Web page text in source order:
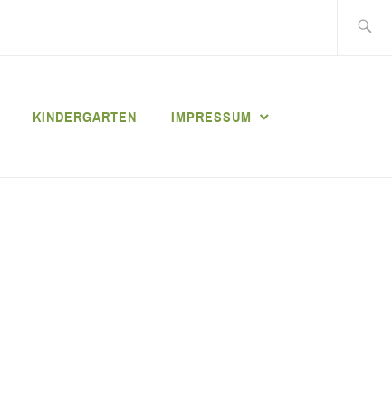
nach:
KINDERGARTEN IMPRESSUM